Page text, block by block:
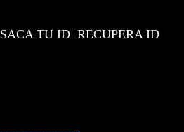
SACA TU ID RECUPERA ID